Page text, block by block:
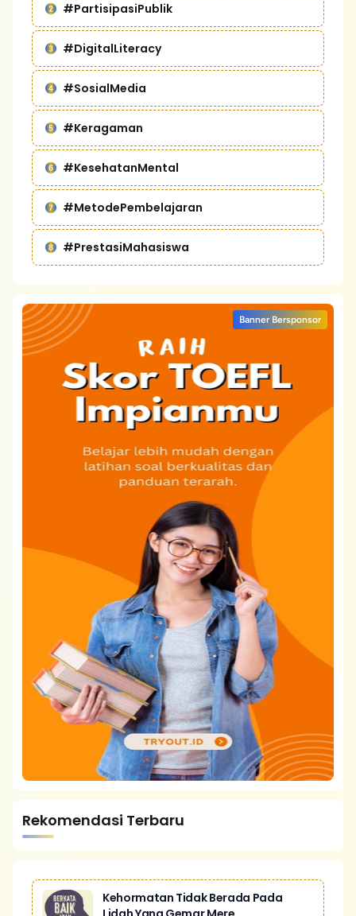
#PartisipasiPublik
#DigitalLiteracy
#SosialMedia
#Keragaman
#KesehatanMental
#MetodePembelajaran
#PrestasiMahasiswa
Banner Bersponsor
Rekomendasi Terbaru
Kehormatan Tidak Berada Pada